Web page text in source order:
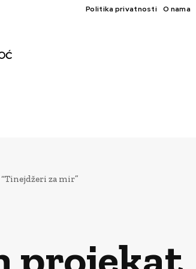
Politika privatnosti O nama
za mir”